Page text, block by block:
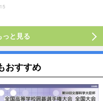
っと見る
おすすめ